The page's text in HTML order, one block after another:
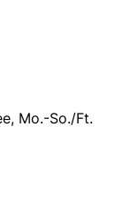
Mo.-So./Ft.